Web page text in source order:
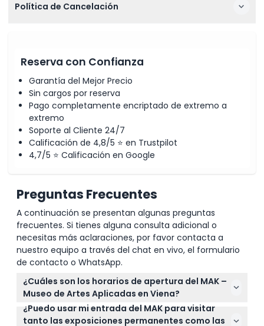
Política de Cancelación
Reserva con Confianza
Garantía del Mejor Precio
Sin cargos por reserva
Pago completamente encriptado de extremo a
extremo
Soporte al Cliente 24/7
Calificación de 4,8/5 ⭐ en Trustpilot
4,7/5 ⭐ Calificación en Google
Preguntas Frecuentes
A continuación se presentan algunas preguntas
frecuentes. Si tienes alguna consulta adicional o
necesitas más aclaraciones, por favor contacta a
nuestro equipo a través del chat en vivo, el formulario
de contacto o WhatsApp.
¿Cuáles son los horarios de apertura del MAK –
Museo de Artes Aplicadas en Viena?
El museo está abierto los martes de 10:00 a 21:00, y
de miércoles a domingo de 10:00 a 18:00. Está
¿Puedo usar mi entrada del MAK para visitar
tanto las exposiciones permanentes como las